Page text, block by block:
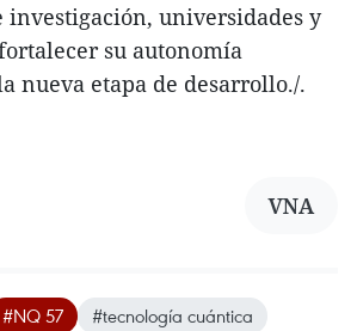
investigación, universidades y
su autonomía
nueva etapa de desarrollo./.
VNA
#NQ 57
#tecnología cuántica